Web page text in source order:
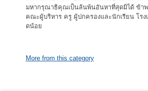
มหากรุณาธิคุณเป็นล้นพ้นอันหาที่สุดมิได้ ข้าพ
คณะผู้บริหาร ครู ผู้ปกครองและนักเรียน โรง
ดน้อย
More from this category